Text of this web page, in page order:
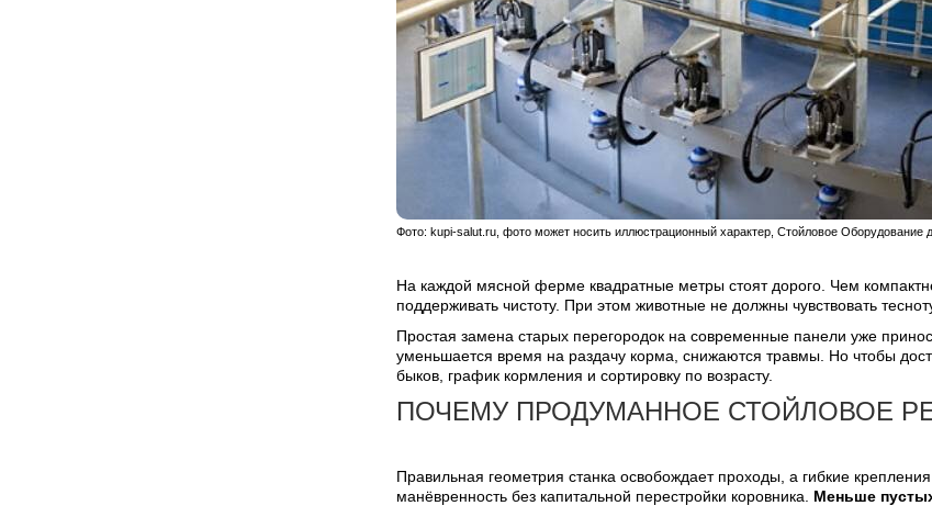
Фото: kupi-salut.ru, фото может носить иллюстрационный характер, Стойловое
На каждой мясной ферме квадратные метры стоят дорого. Чем
поддерживать чистоту. При этом животные не должны чувствовать
Простая замена старых перегородок на современные панели уже
уменьшается время на раздачу корма, снижаются травмы. Но чтобы
быков, график кормления и сортировку по возрасту.
ПОЧЕМУ ПРОДУМАННОЕ СТОЙЛОВОЕ
Правильная геометрия станка освобождает проходы, а гибкие
манёвренность без капитальной перестройки коровника. Меньше